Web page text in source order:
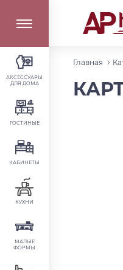
АКСЕССУАРЫ
ДЛЯ ДОМА
ГОСТИНЫЕ
КАБИНЕТЫ
КУХНИ
МАЛЫЕ
ФОРМЫ
Главная